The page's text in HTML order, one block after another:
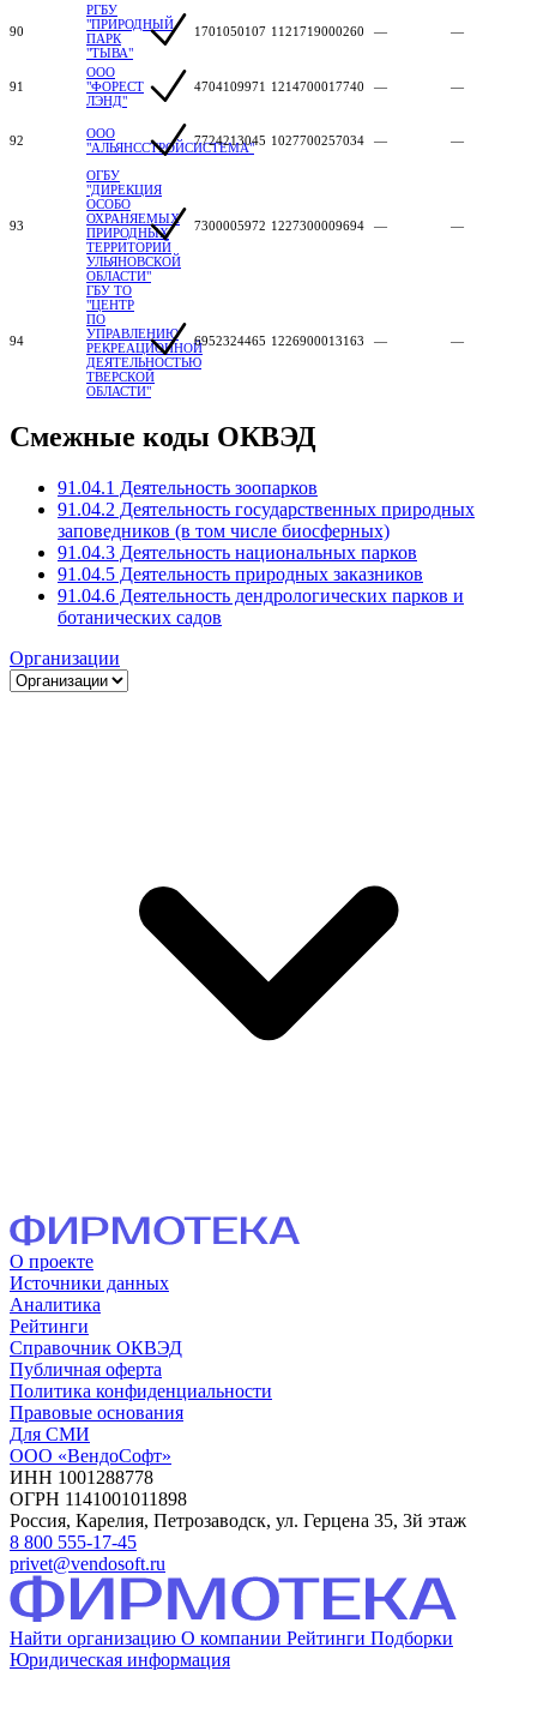
90
РГБУ
"ПРИРОДНЫЙ
ПАРК
"ТЫВА"
1701050107 1121719000260 — —
91
ООО
"ФОРЕСТ
ЛЭНД"
4704109971 1214700017740 — —
92
ООО
"АЛЬЯНССТРОЙСИСТЕМА"
7724213045 1027700257034 — —
93
ОГБУ
"ДИРЕКЦИЯ
ОСОБО
ОХРАНЯЕМЫХ
ПРИРОДНЫХ
ТЕРРИТОРИЙ
УЛЬЯНОВСКОЙ
ОБЛАСТИ"
7300005972 1227300009694 — —
94
ГБУ ТО
"ЦЕНТР
ПО
УПРАВЛЕНИЮ
РЕКРЕАЦИОННОЙ
ДЕЯТЕЛЬНОСТЬЮ
ТВЕРСКОЙ
ОБЛАСТИ"
6952324465 1226900013163 — —
Смежные коды ОКВЭД
91.04.1 Деятельность зоопарков
91.04.2 Деятельность государственных природных
заповедников (в том числе биосферных)
91.04.3 Деятельность национальных парков
91.04.5 Деятельность природных заказников
91.04.6 Деятельность дендрологических парков и
ботанических садов
Организации
О проекте
Источники данных
Аналитика
Рейтинги
Справочник ОКВЭД
Публичная оферта
Политика конфиденциальности
Правовые основания
Для СМИ
ООО «ВендоСофт»
ИНН 1001288778
ОГРН 1141001011898
Россия, Карелия, Петрозаводск, ул. Герцена 35, 3й этаж
8 800 555-17-45
privet@vendosoft.ru
Найти организацию О компании Рейтинги Подборки
Юридическая информация